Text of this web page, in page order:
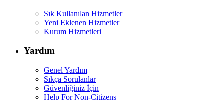
Sık Kullanılan Hizmetler
Yeni Eklenen Hizmetler
Kurum Hizmetleri
Yardım
Genel Yardım
Sıkça Sorulanlar
Güvenliğiniz İçin
Help For Non-Citizens